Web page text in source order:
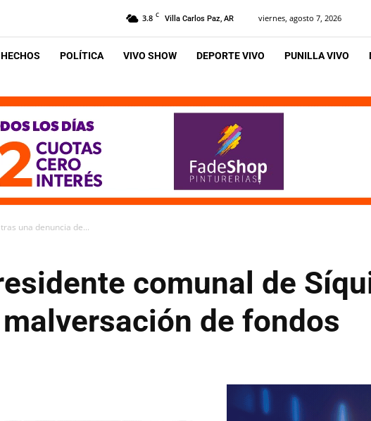
3.8 C Villa Carlos Paz, AR viernes, agosto 7, 2026
POLÍTICA VIVO SHOW DEPORTE VIVO PUNILLA VIVO
una denuncia de...
comunal de
de fondos